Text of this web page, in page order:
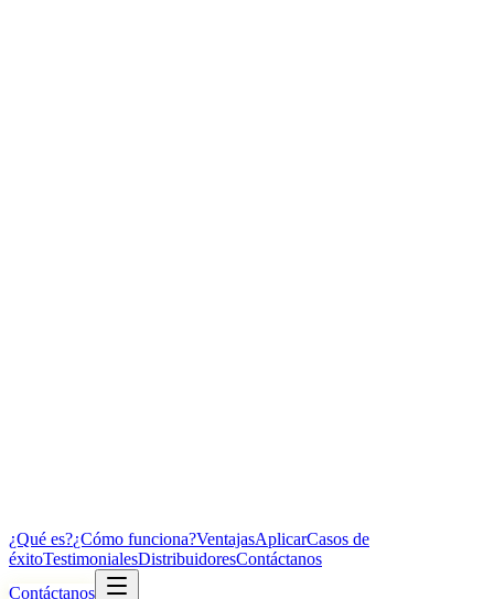
¿Qué es?¿Cómo funciona?VentajasAplicarCasos de
éxitoTestimonialesDistribuidoresContáctanos
Contáctanos